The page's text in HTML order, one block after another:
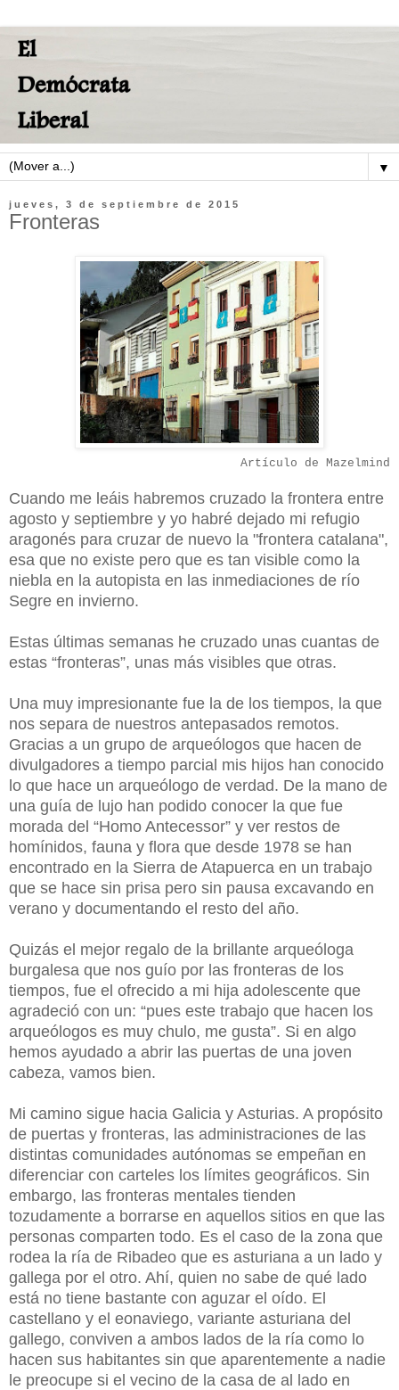
▼
jueves, 3 de septiembre de 2015
Fronteras
Artículo de Mazelmind
Cuando me leáis habremos cruzado la frontera entre
agosto y septiembre y yo habré dejado mi refugio
aragonés para cruzar de nuevo la "frontera catalana",
esa que no existe pero que es tan visible como la
niebla en la autopista en las inmediaciones de río
Segre en invierno.
Estas últimas semanas he cruzado unas cuantas de
estas “fronteras”, unas más visibles que otras.
Una muy impresionante fue la de los tiempos, la que
nos separa de nuestros antepasados remotos.
Gracias a un grupo de arqueólogos que hacen de
divulgadores a tiempo parcial mis hijos han conocido
lo que hace un arqueólogo de verdad. De la mano de
una guía de lujo han podido conocer la que fue
morada del “Homo Antecessor” y ver restos de
homínidos, fauna y flora que desde 1978 se han
encontrado en la Sierra de Atapuerca en un trabajo
que se hace sin prisa pero sin pausa excavando en
verano y documentando el resto del año.
Quizás el mejor regalo de la brillante arqueóloga
burgalesa que nos guío por las fronteras de los
tiempos, fue el ofrecido a mi hija adolescente que
agradeció con un: “pues este trabajo que hacen los
arqueólogos es muy chulo, me gusta”. Si en algo
hemos ayudado a abrir las puertas de una joven
cabeza, vamos bien.
Mi camino sigue hacia Galicia y Asturias. A propósito
de puertas y fronteras, las administraciones de las
distintas comunidades autónomas se empeñan en
diferenciar con carteles los límites geográficos. Sin
embargo, las fronteras mentales tienden
tozudamente a borrarse en aquellos sitios en que las
personas comparten todo. Es el caso de la zona que
rodea la ría de Ribadeo que es asturiana a un lado y
gallega por el otro. Ahí, quien no sabe de qué lado
está no tiene bastante con aguzar el oído. El
castellano y el eonaviego, variante asturiana del
gallego, conviven a ambos lados de la ría como lo
hacen sus habitantes sin que aparentemente a nadie
le preocupe si el vecino de la casa de al lado en